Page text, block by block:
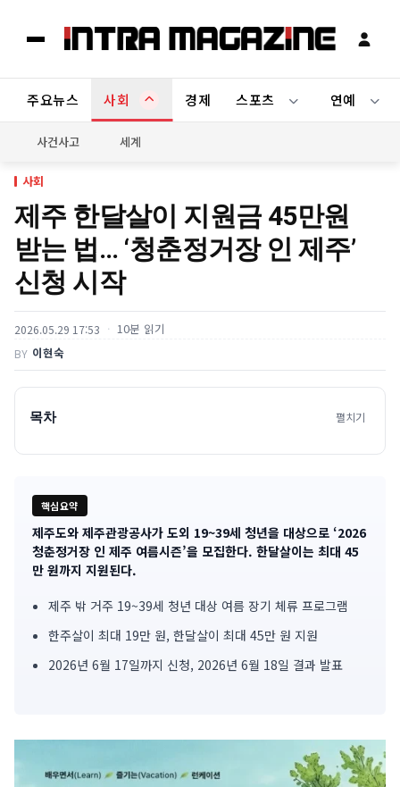
주요뉴스 사회 경제 스포츠 연예
사건사고 세계
사회
제주 한달살이 지원금 45만원
받는 법… ‘청춘정거장 인 제주’
신청 시작
2026.05.29 17:53 10분 읽기
BY 이현숙
목차 펼치기
핵심요약
기
사
핵
심
제주도와 제주관광공사가 도외 19~39세 청년을 대상으로 ‘2026
청춘정거장 인 제주 여름시즌’을 모집한다. 한달살이는 최대 45
만 원까지 지원된다.
제주 밖 거주 19~39세 청년 대상 여름 장기 체류 프로그램
한주살이 최대 19만 원, 한달살이 최대 45만 원 지원
2026년 6월 17일까지 신청, 2026년 6월 18일 결과 발표